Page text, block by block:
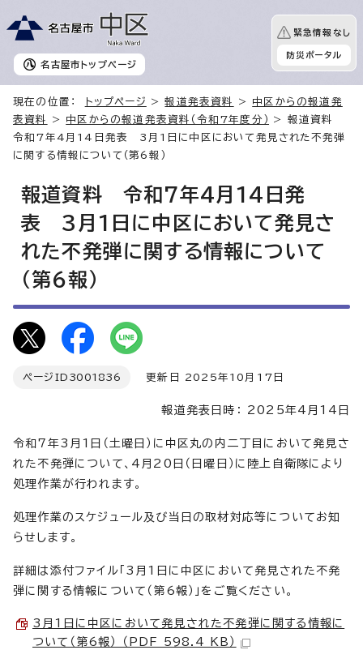
名古屋市 トップページ
緊急情報なし
防災ポータル
現在の位置： トップページ >報道発表資料 > 中区からの報道発
表資料
> 中区からの報道発表資料（令和7年度分）
> 報道資料
令和7年4月14日発表 3月1日に中区において発見された不発弾
に関する情報について（第6報）
報道資料 令和7年4月14日発
表 3月1日に中区において発見さ
れた不発弾に関する情報について
（第6報）
ページID 3001836 更新日 2025年10月17日
報道発表日時： 2025年4月14日
令和7年3月1日（土曜日）に中区丸の内二丁目において発見さ
れた不発弾について、4月20日（日曜日）に陸上自衛隊により
処理作業が行われます。
処理作業のスケジュール及び当日の取材対応等についてお知
らせします。
詳細は添付ファイル「3月1日に中区において発見された不発
弾に関する情報について（第6報）」をご覧ください。
3月1日に中区において発見された不発弾に関する情報に
ついて（第6報） （PDF 598.4 KB）